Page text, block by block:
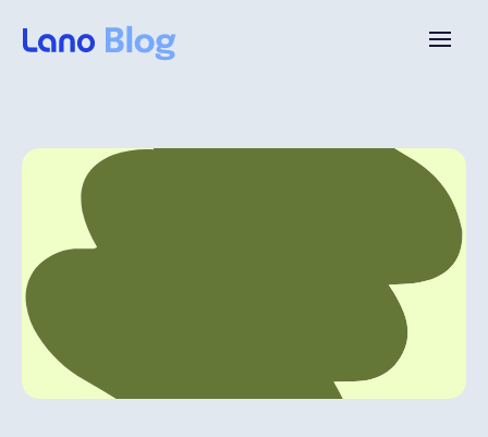
Warum Lano?
Preise
Ressourcen